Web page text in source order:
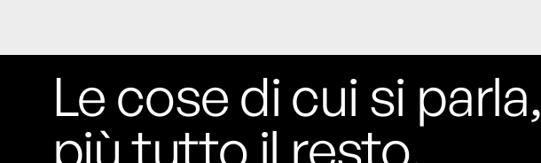
Le cose di cui si parla,
più tutto il resto.